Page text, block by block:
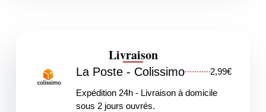
Livraison
La Poste - Colissimo 2,99€
Expédition 24h - Livraison à domicile
sous 2 jours ouvrés.